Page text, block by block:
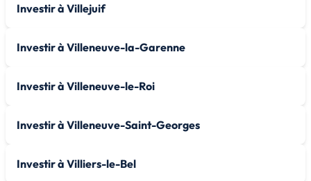
Investir à Villejuif
Investir à Villeneuve-la-Garenne
Investir à Villeneuve-le-Roi
Investir à Villeneuve-Saint-Georges
Investir à Villiers-le-Bel